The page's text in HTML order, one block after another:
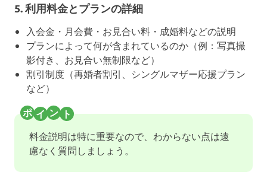
5. 利用料金とプランの詳細
入会金・月会費・お見合い料・成婚料などの説明
プランによって何が含まれているのか（例：写真撮
影付き、お見合い無制限など）
割引制度（再婚者割引、シングルマザー応援プラン
など）
料金説明は特に重要なので、わからない点は遠
慮なく質問しましょう。